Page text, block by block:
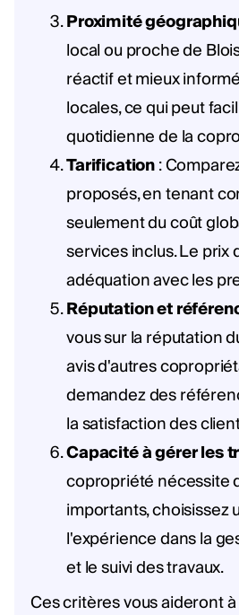
Proximité
local ou proche de
réactif et mieux
locales, ce qui peut
quotidienne de la
Tarification:
proposés, en tenant
seulement du coût
services inclus. Le prix
adéquation avec les
Réputation et
vous sur la réputation
avis d'autres
demandez des
la satisfaction des
Capacité à gérer les
copropriété nécessite
importants, choisissez
l'expérience dans la
et le suivi des travaux.
Ces critères vous aideront